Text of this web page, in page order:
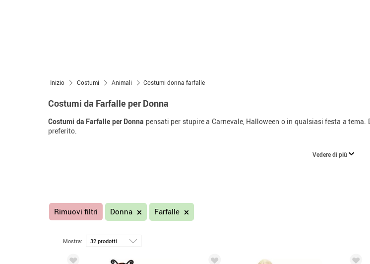
Inizio Costumi Animali Costumi donna farfalle
Costumi da Farfalle per Donna
Costumi da Farfalle per Donna pensati per stupire a Carnevale, Halloween o in qualsiasi festa a
preferito.
Vedere di più
Rimuovi filtri Donna Farfalle
Mostra: